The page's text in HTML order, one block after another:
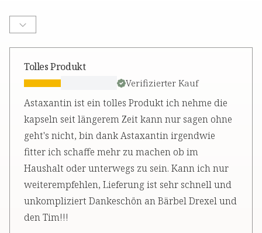
Tolles Produkt
Verifizierter Kauf
Astaxantin ist ein tolles Produkt ich nehme die
kapseln seit längerem Zeit kann nur sagen ohne
geht's nicht, bin dank Astaxantin irgendwie
fitter ich schaffe mehr zu machen ob im
Haushalt oder unterwegs zu sein. Kann ich nur
weiterempfehlen, Lieferung ist sehr schnell und
unkompliziert Dankeschön an Bärbel Drexel und
den Tim!!!